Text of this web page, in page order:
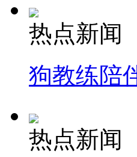
热点新闻
狗教练陪
热点新闻